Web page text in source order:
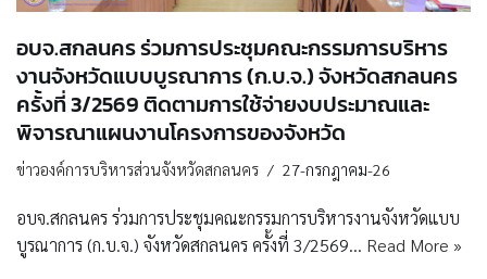
อบจ.สกลนคร ร่วมการประชุมคณะกรรมการบริหาร
งานจังหวัดแบบบูรณาการ (ก.บ.จ.) จังหวัดสกลนคร
ครั้งที่ 3/2569 ติดตามการใช้จ่ายงบประมาณและ
พิจารณาแผนงานโครงการของจังหวัด
ข่าวองค์การบริหารส่วนจังหวัดสกลนคร 27-กรกฎาคม-26
อบจ.สกลนคร ร่วมการประชุมคณะกรรมการบริหารงานจังหวัดแบบ
บูรณาการ (ก.บ.จ.) จังหวัดสกลนคร ครั้งที่ 3/2569… Read More »